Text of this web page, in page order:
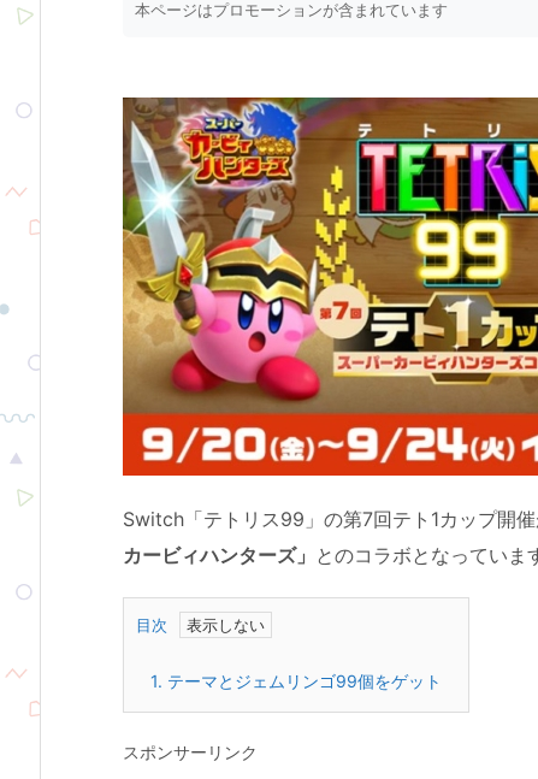
本ページはプロモーションが含まれています
Switch「テトリス99」の第7回テト1カップ開
カービィハンターズ」 とのコラボとなっていま
目次
1. テーマとジェムリンゴ99個をゲット
スポンサーリンク